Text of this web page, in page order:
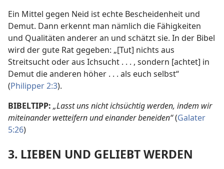
Ein Mittel gegen Neid ist echte Bescheidenheit und
Demut. Dann erkennt man nämlich die Fähigkeiten
und Qualitäten anderer an und schätzt sie. In der Bibel
wird der gute Rat gegeben: „[Tut] nichts aus
Streitsucht oder aus Ichsucht . . . , sondern [achtet] in
Demut die anderen höher . . . als euch selbst“
(Philipper 2:3).
BIBELTIPP: „Lasst uns nicht ichsüchtig werden, indem wir
miteinander wetteifern und einander beneiden“(Galater
5:26)
3. LIEBEN UND GELIEBT WERDEN